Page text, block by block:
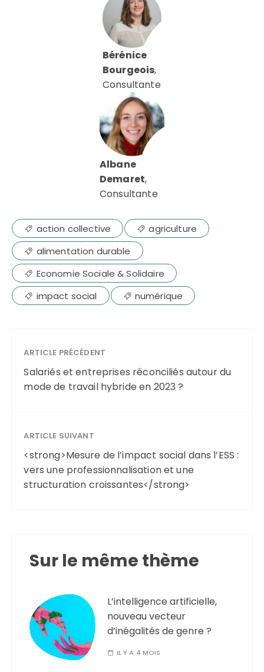
Bérénice
Bourgeois,
Consultante
Albane
Demaret,
Consultante
action collective
agriculture
alimentation durable
Economie Sociale & Solidaire
impact social
numérique
ARTICLE PRÉCÉDENT
Salariés et entreprises réconciliés autour du
mode de travail hybride en 2023 ?
ARTICLE SUIVANT
<strong>Mesure de l’impact social dans l’ESS :
vers une professionnalisation et une
structuration croissantes</strong>
Sur le même thème
L’intelligence artificielle,
nouveau vecteur
d’inégalités de genre ?
IL Y A 4 MOIS